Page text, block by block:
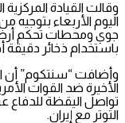
وقالت القيادة
اليوم الأربعاء
جوي ومحطات تحكم
باستخدام ذخائر دقيقة
وأضافت “سنتكوم” أن
الأخيرة ضد القوات
تواصل اليقظة للدفاع
التوتر مع إيران.